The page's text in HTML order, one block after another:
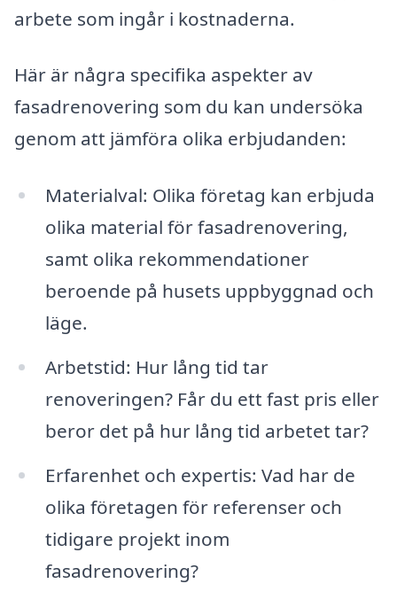
arbete som ingår i kostnaderna.
Här är några specifika aspekter av
fasadrenovering som du kan undersöka
genom att jämföra olika erbjudanden:
Materialval: Olika företag kan erbjuda
olika material för fasadrenovering,
samt olika rekommendationer
beroende på husets uppbyggnad och
läge.
Arbetstid: Hur lång tid tar
renoveringen? Får du ett fast pris eller
beror det på hur lång tid arbetet tar?
Erfarenhet och expertis: Vad har de
olika företagen för referenser och
tidigare projekt inom
fasadrenovering?